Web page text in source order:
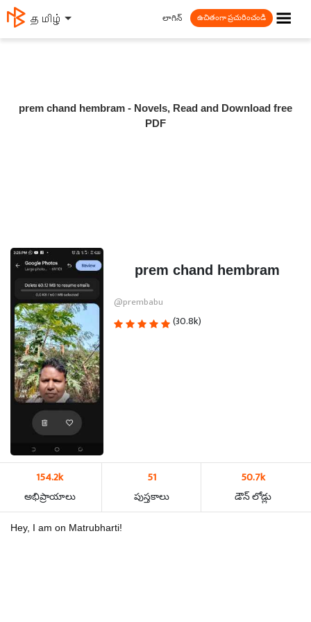
தமிழ் ☰
లాగిన్ ఉచితంగా ప్రచురించండి
prem chand hembram - Novels, Read and Download free
PDF
prem chand hembram
@prembabu
(30.8k)
154.2k
అభిప్రాయాలు
51
పుస్తకాలు
50.7k
డౌన్ లోడ్లు
Hey, I am on Matrubharti!